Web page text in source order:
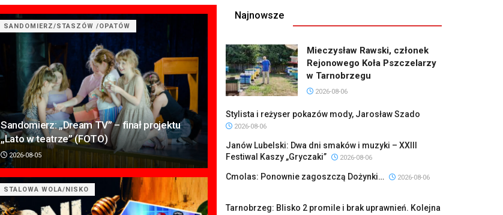
SANDOMIERZ/STASZÓW /OPATÓW
Sandomierz: „Dream TV” – finał projektu
„Lato w teatrze” (FOTO)
2026-08-05
STALOWA WOLA/NISKO
Najnowsze
Mieczysław Rawski, członek
Rejonowego Koła Pszczelarzy
w Tarnobrzegu
2026-08-06
Stylista i reżyser pokazów mody, Jarosław Szado
2026-08-06
Janów Lubelski: Dwa dni smaków i muzyki – XXIII
Festiwal Kaszy „Gryczaki”
2026-08-06
Cmolas: Ponownie zagoszczą Dożynki… 2026-08-06
Tarnobrzeg: Blisko 2 promile i brak uprawnień. Kolejna